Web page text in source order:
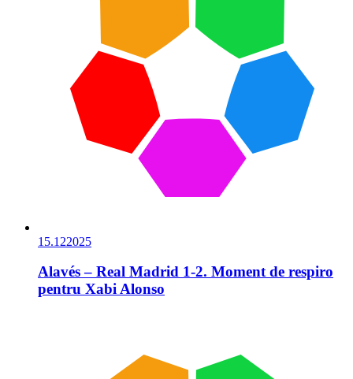
15.122025
Alavés – Real Madrid 1-2. Moment de respiro
pentru Xabi Alonso